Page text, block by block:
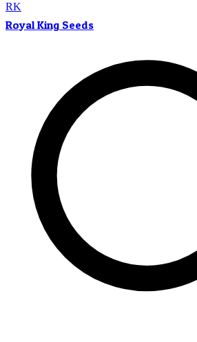
RK
Royal King Seeds